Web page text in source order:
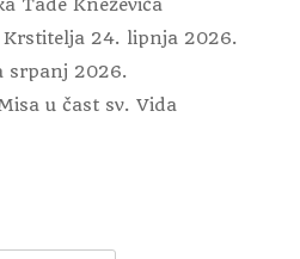
Tade Kneževića
Krstitelja 24. lipnja 2026.
srpanj 2026.
u čast sv. Vida